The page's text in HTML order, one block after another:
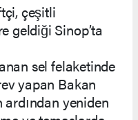
çeşitli
geldiği Sinop’ta
sel felaketinde
yapan Bakan
ardından yeniden